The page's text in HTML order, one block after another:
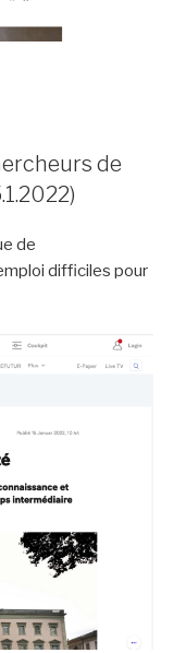
de
de
difficiles pour